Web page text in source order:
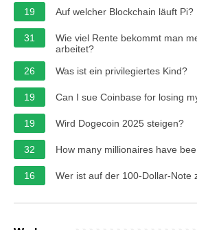
19 Auf welcher Blockchain läuft Pi?
31
Wie viel Rente bekommt man
arbeitet?
26
Was ist ein privilegiertes Kind?
19 Can I sue Coinbase for losing
19 Wird Dogecoin 2025 steigen?
32 How many millionaires have
16 Wer ist auf der 100-Dollar-Note